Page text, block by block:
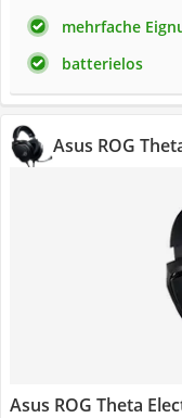
mehrfache
batterielos
Asus ROG
Asus ROG Theta